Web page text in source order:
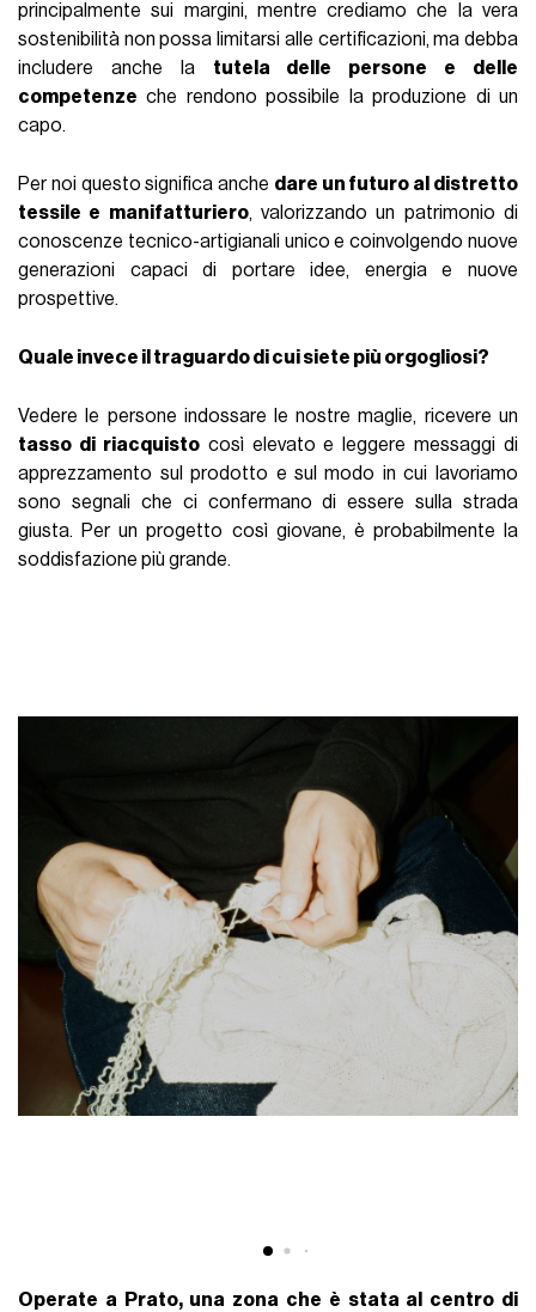
principalmente sui margini, mentre crediamo che la vera
sostenibilità non possa limitarsi alle certificazioni, ma debba
includere anche la tutela delle persone e delle
competenze che rendono possibile la produzione di un
capo.
Per noi questo significa anche dare un futuro al distretto
tessile e manifatturiero, valorizzando un patrimonio di
conoscenze tecnico-artigianali unico e coinvolgendo nuove
generazioni capaci di portare idee, energia e nuove
prospettive.
Quale invece il traguardo di cui siete più orgogliosi?
Vedere le persone indossare le nostre maglie, ricevere un
tasso di riacquistocosì elevato e leggere messaggi di
apprezzamento sul prodotto e sul modo in cui lavoriamo
sono segnali che ci confermano di essere sulla strada
giusta. Per un progetto così giovane, è probabilmente la
soddisfazione più grande.
Operate a Prato, una zona che è stata al centro di